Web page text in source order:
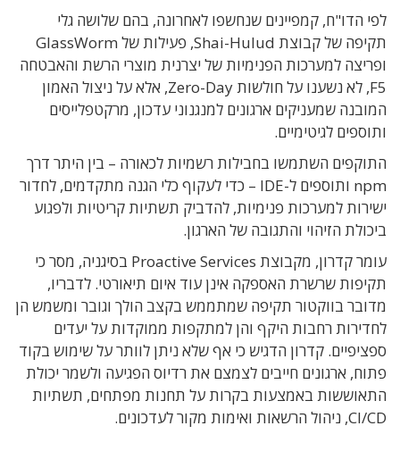
לפי הדו"ח, קמפיינים שנחשפו לאחרונה, בהם שלושה גלי
תקיפה של קבוצת Shai-Hulud, פעילות של GlassWorm
ופריצה למערכות הפנימיות של יצרנית מוצרי הרשת והאבטחה
F5, לא נשענו על חולשות Zero-Day, אלא על ניצול האמון
המובנה שמעניקים ארגונים למנגנוני עדכון, מרקטפלייסים
ותוספים לגיטימיים.
התוקפים השתמשו בחבילות רשמיות לכאורה – בין היתר דרך
npm ותוספים ל-IDE – כדי לעקוף כלי הגנה מתקדמים, לחדור
ישירות למערכות פנימיות, להדביק תשתיות קריטיות ולפגוע
ביכולת הזיהוי והתגובה של הארגון.
עומר קדרון, מקבוצת Proactive Services בסיגניה, מסר כי
תקיפות שרשרת האספקה אינן עוד איום תיאורטי. לדבריו,
מדובר בווקטור תקיפה שמתממש בקצב הולך וגובר ומשמש הן
לחדירות רחבות היקף והן למתקפות ממוקדות על יעדים
ספציפיים. קדרון הדגיש כי אף שלא ניתן לוותר על שימוש בקוד
פתוח, ארגונים חייבים לצמצם את רדיוס הפגיעה ולשמר יכולת
התאוששות באמצעות בקרות על תחנות מפתחים, תשתיות
CI/CD, ניהול הרשאות ואימות מקור לעדכונים.